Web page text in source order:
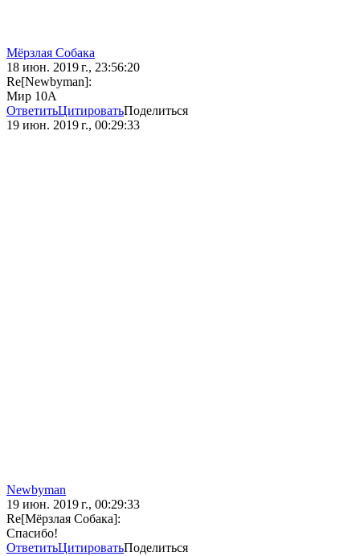
Мёрзлая Собака
18 июн. 2019 г., 23:56:20
Re[Newbyman]:
Мир 10А
ОтветитьЦитироватьПоделиться
19 июн. 2019 г., 00:29:33
Newbyman
19 июн. 2019 г., 00:29:33
Re[Мёрзлая Собака]:
Спасибо!
ОтветитьЦитироватьПоделиться